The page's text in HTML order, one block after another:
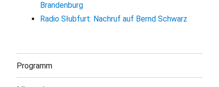
Brandenburg
Radio Słubfurt: Nachruf auf Bernd Schwarz
Programm